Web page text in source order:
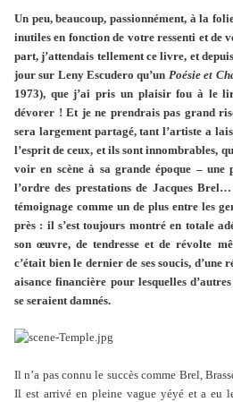
Un peu, beaucoup, passionnément, à la
inutiles en fonction de votre ressenti et de
part, j’attendais tellement ce livre, et
jour sur Leny Escudero qu’un Poésie et
1973), que j’ai pris un plaisir fou à le
dévorer ! Et je ne prendrais pas grand
sera largement partagé, tant l’artiste a
l’esprit de ceux, et ils sont innombrables,
voir en scène à sa grande époque – une
l’ordre des prestations de Jacques
témoignage comme un de plus entre les
près : il s’est toujours montré en totale
son œuvre, de tendresse et de révolte
c’était bien le dernier de ses soucis, d’une
aisance financière pour lesquelles
se seraient damnés.
Il n’a pas connu le succès comme Brel,
Il est arrivé en pleine vague yéyé et a eu